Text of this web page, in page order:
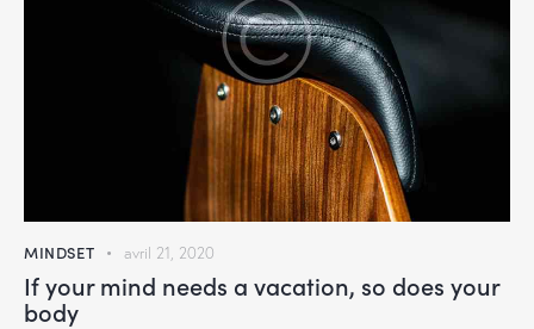
MINDSET avril 21, 2020
If your mind needs a vacation, so does your
body